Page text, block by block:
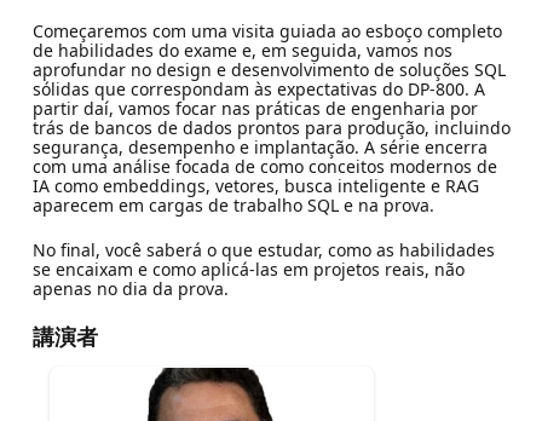
Começaremos com uma visita guiada ao esboço completo
de habilidades do exame e, em seguida, vamos nos
aprofundar no design e desenvolvimento de soluções SQL
sólidas que correspondam às expectativas do DP-800. A
partir daí, vamos focar nas práticas de engenharia por
trás de bancos de dados prontos para produção, incluindo
segurança, desempenho e implantação. A série encerra
com uma análise focada de como conceitos modernos de
IA como embeddings, vetores, busca inteligente e RAG
aparecem em cargas de trabalho SQL e na prova.
No final, você saberá o que estudar, como as habilidades
se encaixam e como aplicá-las em projetos reais, não
apenas no dia da prova.
講演者